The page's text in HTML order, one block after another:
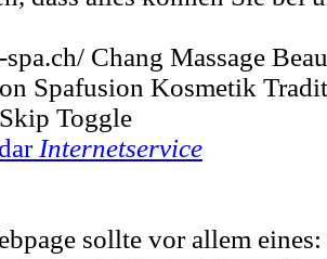
Chang Massage
Spafusion Kosmetik
Toggle
Internetservice
sollte vor allem